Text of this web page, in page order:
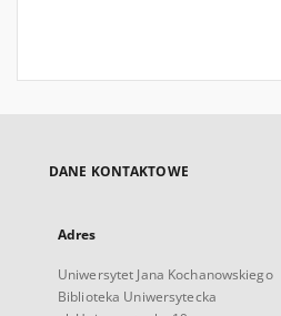
DANE KONTAKTOWE
Adres
Uniwersytet Jana Kochanowskiego
Biblioteka Uniwersytecka